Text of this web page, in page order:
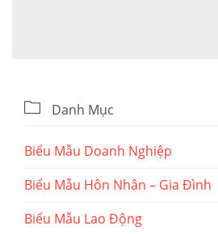
 Danh Mục
Biểu Mẫu Doanh Nghiệp
Biểu Mẫu Hôn Nhân – Gia Đình
Biểu Mẫu Lao Động